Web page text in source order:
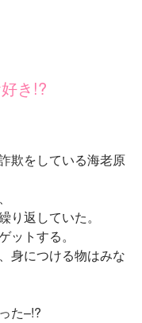
き!?
欺をしている海老原
返していた。
ットする。
身につける物はみな
た–!?